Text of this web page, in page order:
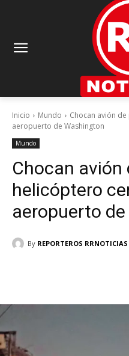
Inicio Mundo
Chocan avión
aeropuerto de Washington
Mundo
Chocan avión
helicóptero
aeropuerto
By REPORTEROS RRNOTICIAS